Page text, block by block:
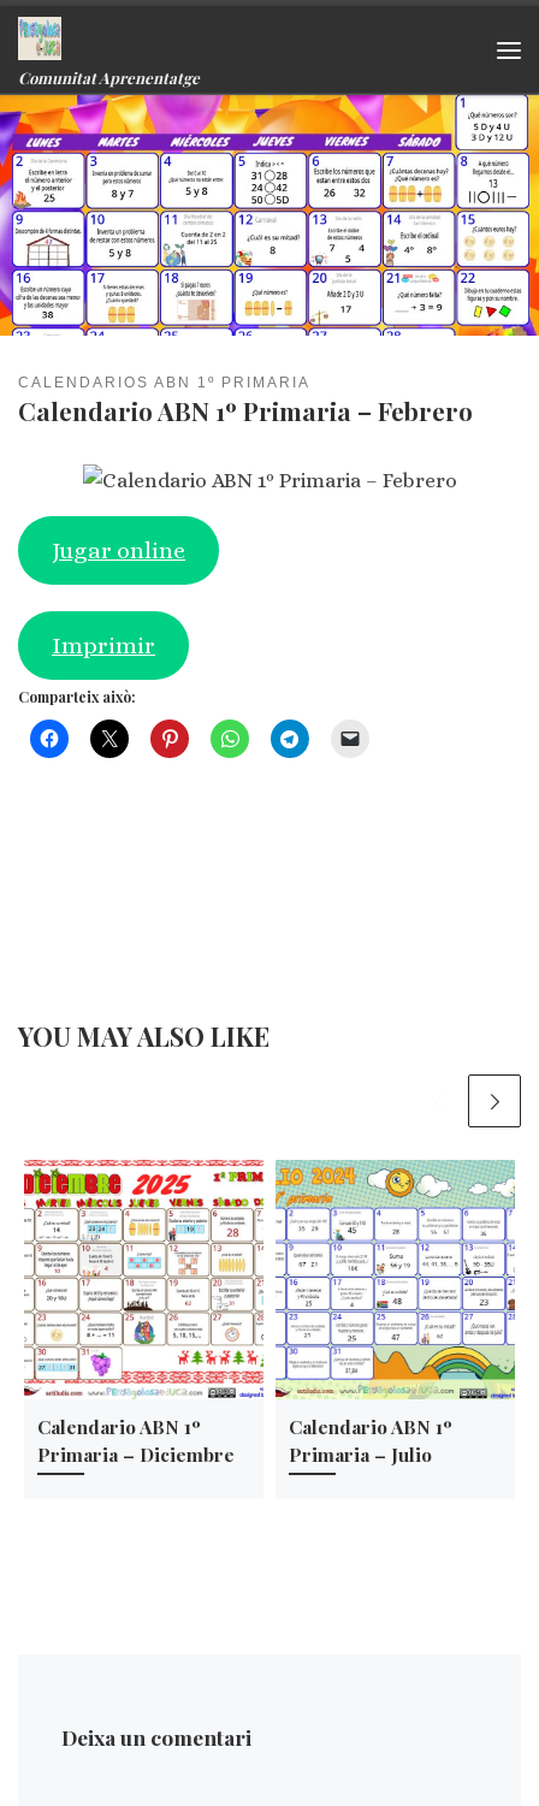
Skip to content
Comunitat Aprenentatge
CALENDARIOS ABN 1º PRIMARIA
Calendario ABN 1º Primaria – Febrero
Jugar online
Imprimir
Comparteix això:
YOU MAY ALSO LIKE
Calendario ABN 1º
Primaria – Diciembre
Calendario ABN 1º
Primaria – Julio
Deixa un comentari